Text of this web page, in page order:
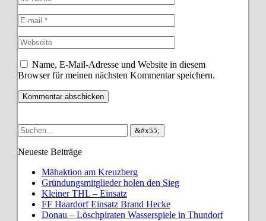
Name, E-Mail-Adresse und Website in diesem
Browser für meinen nächsten Kommentar speichern.
Neueste Beiträge
Mähaktion am Kreuzberg
Gründungsmitglieder holen den Sieg
Kleiner THL – Einsatz
FF Haardorf Einsatz Brand Hecke
Donau – Löschpiraten Wasserspiele in Thundorf